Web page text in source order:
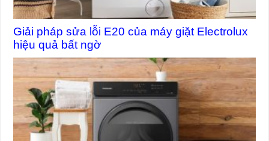
Giải pháp sửa lỗi E20 của máy giặt Electrolux
hiệu quả bất ngờ